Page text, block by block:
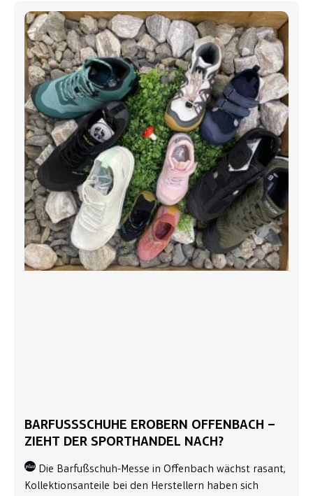
BARFUSSSCHUHE EROBERN OFFENBACH – Z
IEHT DER SPORTHANDEL NACH?
Die Barfußschuh-Messe in Offenbach wächst rasant,
Kollektionsanteile bei den Herstellern haben sich